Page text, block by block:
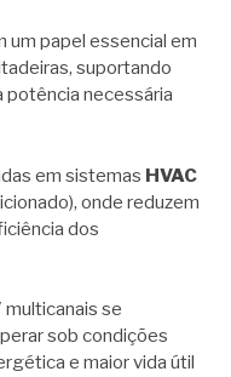
um papel essencial em
suportando
necessária
em sistemas HVAC
onde reduzem
dos
multicanais se
sob condições
e maior vida útil